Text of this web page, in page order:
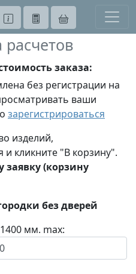
заказа:
без регистрации на
ваши
зарегистрироваться
изделий,
кликните "В корзину".
заявку (корзину
без дверей
мм. max: